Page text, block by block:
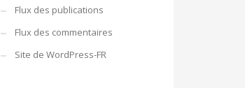
Flux des publications
Flux des commentaires
Site de WordPress-FR